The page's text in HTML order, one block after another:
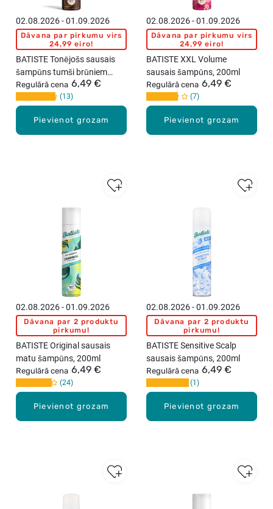
Pievienot grozam
02.08.2026 - 01.09.2026
Dāvana par pirkumu virs
24,99 eiro!
BATISTE Tonējošs sausais
šampūns tumši brūniem
matiem, 200ml
Regulārā cena 6,49 €
13
Pievienot grozam
02.08.2026 - 01.09.2026
Dāvana par pirkumu virs
24,99 eiro!
BATISTE XXL Volume
sausais šampūns, 200ml
Regulārā cena 6,49 €
7
Pievienot grozam
02.08.2026 - 01.09.2026
Dāvana par 2 produktu
pirkumu!
BATISTE Original sausais
matu šampūns, 200ml
Regulārā cena 6,49 €
24
Pievienot grozam
02.08.2026 - 01.09.2026
Dāvana par 2 produktu
pirkumu!
BATISTE Sensitive Scalp
sausais šampūns, 200ml
Regulārā cena 6,49 €
1